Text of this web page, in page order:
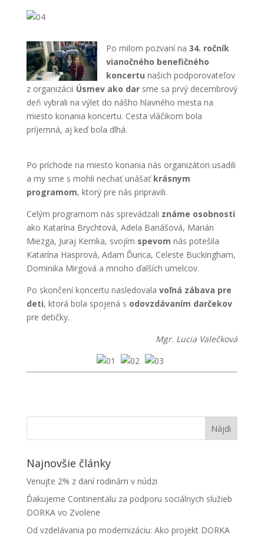
Po milom pozvaní na 34. ročník
vianočného benefičného
koncertu našich podporovateľov
z organizácii Úsmev ako darsme sa prvý decembrový
deň vybrali na výlet do nášho hlavného mesta na
miesto konania koncertu. Cesta vláčikom bola
príjemná, aj keď bola dlhá.
Po príchode na miesto konania nás organizátori usadili
a my sme s mohli nechať unášaťkrásnym
programom, ktorý pre nás pripravili.
Celým programom nás sprevádzali známe osobnosti
ako Katarína Brychtová, Adela Banášová, Marián
Miezga, Juraj Kemka, svojím spevom nás potešila
Katarína Hasprová, Adam Ďurica, Celeste Buckingham,
Dominika Mirgová a mnoho ďalších umelcov.
Po skončení koncertu nasledovala voľná zábava pre
deti, ktorá bola spojená s odovzdávaním darčekov
pre detičky.
Mgr. Lucia Valečková
Najnovšie články
Venujte 2% z daní rodinám v núdzi
Ďakujeme Continentalu za podporu sociálnych služieb
DORKA vo Zvolene
Od vzdelávania po modernizáciu: Ako projekt DORKA